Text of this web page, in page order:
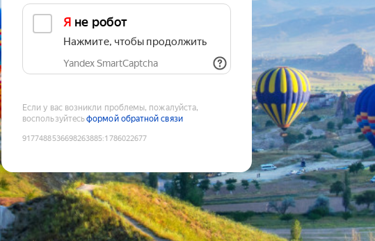
Я не робот
Нажмите, чтобы продолжить
Yandex SmartCaptcha
Если у вас возникли проблемы, пожалуйста,
воспользуйтесьформой обратной связи
9177488536698263885:1786022677